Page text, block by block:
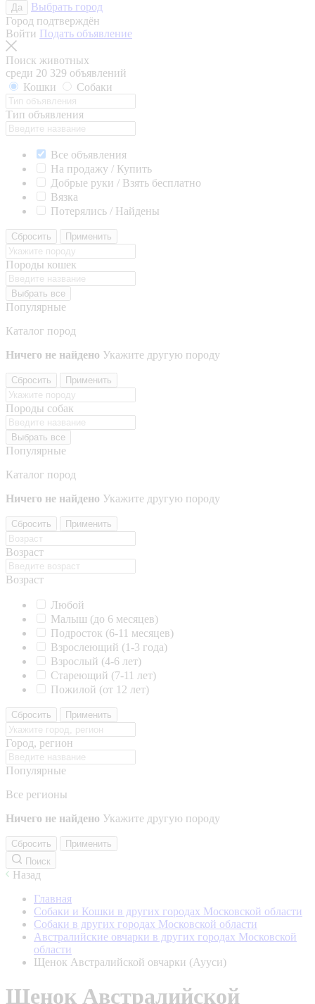
Да
Выбрать город
Город подтверждён
Войти Подать объявление
Поиск животных
среди 20 329 объявлений
Кошки
Собаки
Тип объявления
Все объявления
На продажу / Купить
Добрые руки / Взять бесплатно
Вязка
Потерялись / Найдены
Сбросить Применить
Породы кошек
Выбрать все
Популярные
Каталог пород
Ничего не найдено Укажите другую породу
Сбросить Применить
Породы собак
Выбрать все
Популярные
Каталог пород
Ничего не найдено Укажите другую породу
Сбросить Применить
Возраст
Возраст
Любой
Малыш (до 6 месяцев)
Подросток (6-11 месяцев)
Взрослеющий (1-3 года)
Взрослый (4-6 лет)
Стареющий (7-11 лет)
Пожилой (от 12 лет)
Сбросить Применить
Город, регион
Популярные
Все регионы
Ничего не найдено Укажите другую породу
Сбросить
Применить
Поиск
Назад
Главная
Собаки и Кошки в других городах Московской области
Собаки в других городах Московской области
Австралийские овчарки в других городах Московской
области
Щенок Австралийской овчарки (Аууси)
Щенок Австралийской